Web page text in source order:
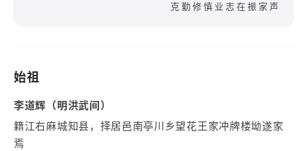
克勤修慎业志在振家声
始祖
李道辉（明洪武间）
籍江右麻城知县，择居邑南亭川乡望花王家冲牌楼坳遂家
焉